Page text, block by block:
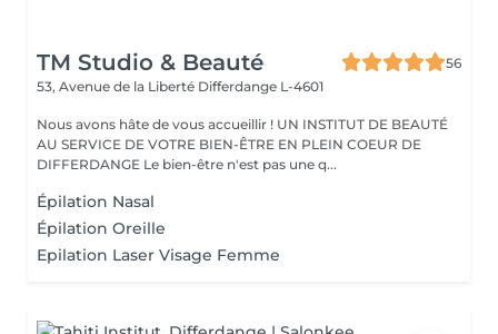
TM Studio & Beauté
56
53, Avenue de la Liberté Differdange L-4601
Nous avons hâte de vous accueillir ! UN INSTITUT DE BEAUTÉ
AU SERVICE DE VOTRE BIEN-ÊTRE EN PLEIN COEUR DE
DIFFERDANGE Le bien-être n'est pas une q...
Épilation Nasal
Épilation Oreille
Epilation Laser Visage Femme